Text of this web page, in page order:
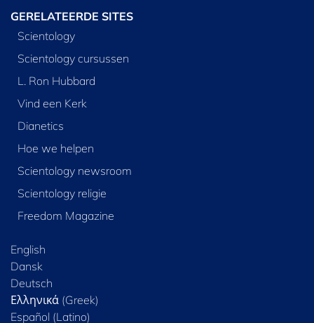
GERELATEERDE SITES
Scientology
Scientology cursussen
L. Ron Hubbard
Vind een Kerk
Dianetics
Hoe we helpen
Scientology newsroom
Scientology religie
Freedom Magazine
English
Dansk
Deutsch
Ελληνικά (Greek)
Español (Latino)